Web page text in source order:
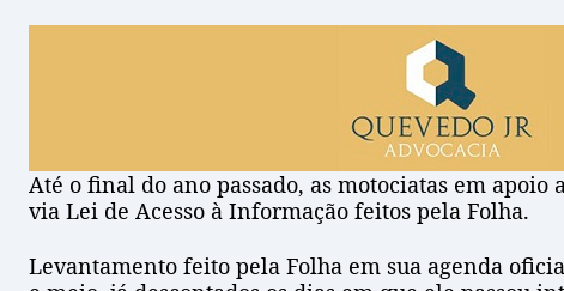
Até o final do ano passado, as motociatas em
via Lei de Acesso à Informação feitos pela Folha.
Levantamento feito pela Folha em sua agenda